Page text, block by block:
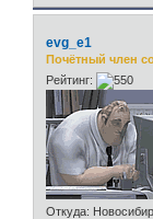
evg_e1
Почётный член
Рейтинг:
Откуда: